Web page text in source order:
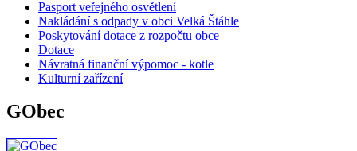
Pasport veřejného osvětlení
Nakládání s odpady v obci Velká Štáhle
Poskytování dotace z rozpočtu obce
Dotace
Návratná finanční výpomoc - kotle
Kulturní zařízení
GObec